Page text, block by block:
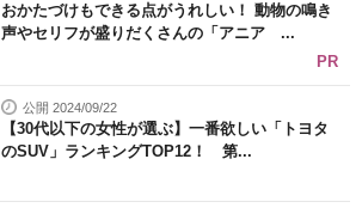
おかたづけもできる点がうれしい！ 動物の鳴き
声やセリフが盛りだくさんの「アニア ...
PR
公開 2024/09/22
【30代以下の女性が選ぶ】一番欲しい「トヨタ
のSUV」ランキングTOP12！ 第...